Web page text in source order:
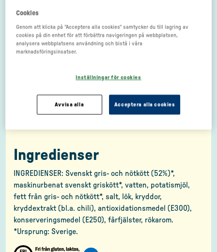
Ingredienser
INGREDIENSER: Svenskt gris- och nötkött (52%)*,
maskinurbenat svenskt griskött*, vatten, potatismjöl,
fett från gris- och nötkött*, salt, lök, kryddor,
kryddextrakt (bl.a. chili), antioxidationsmedel (E300),
konserveringsmedel (E250), fårfjälster, rökarom.
*Ursprung: Sverige.
Cookies
Genom att klicka på "Acceptera alla cookies" samtycker du till lagring av
cookies på din enhet för att förbättra navigeringen på webbplatsen,
analysera webbplatsens användning och bistå i våra
marknadsföringsinsatser.
Inställningar för cookies
Avvisa alla Acceptera alla cookies